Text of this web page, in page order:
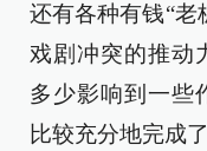
还有各种有钱“老
戏剧冲突的推动
多少影响到一些
比较充分地完成